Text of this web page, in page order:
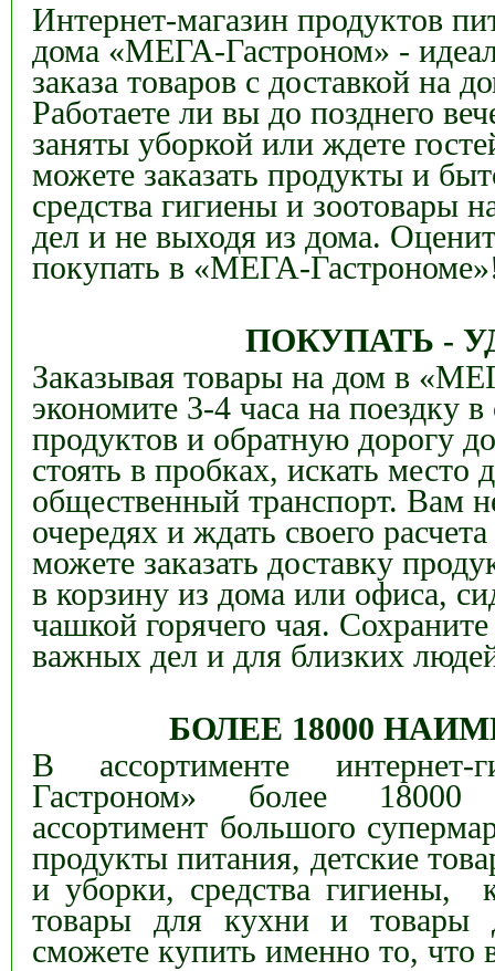
Интернет-магазин продуктов
дома «МЕГА-Гастроном» -
заказа товаров с доставкой на
Работаете ли вы до позднего
заняты уборкой или ждете
можете заказать продукты и
средства гигиены и зоотовары
дел и не выходя из дома. Оцен
покупать в «МЕГА-
ПОКУПАТЬ -
Заказывая товары на дом в
экономите 3-4 часа на поездку
продуктов и обратную дорогу
стоять в пробках, искать место
общественный транспорт. Вам
очередях и ждать своего
можете заказать доставку
в корзину из дома или офиса,
чашкой горячего чая.
важных дел и для близких
БОЛЕЕ 18000
В ассортименте
Гастроном» более 18000
ассортимент большого
продукты питания, детские
и уборки, средства гигиены,
товары для кухни и товары
сможете купить именно то, что